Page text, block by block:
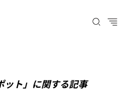
出会いを応援するWEBマガジン 広島、福山での婚活恋
ット」に関する記事